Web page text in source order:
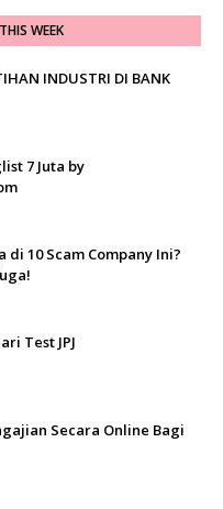
WEEK
INDUSTRI DI BANK
7 Juta by
10 Scam Company Ini?
Test JPJ
Secara Online Bagi